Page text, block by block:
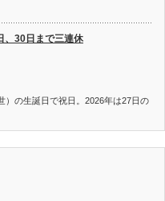
、30日まで三連休
の生誕日で祝日。2026年は27日の